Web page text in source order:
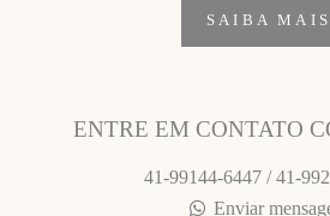
SAIBA MAIS
ENTRE EM CONTATO
41-99144-6447 / 41-
Enviar